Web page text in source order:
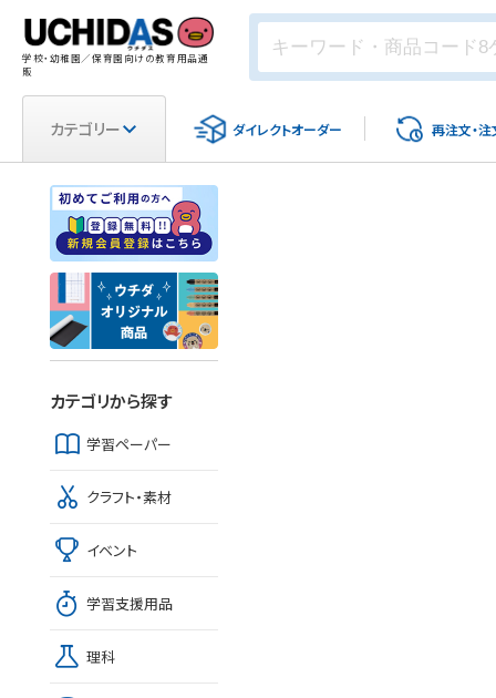
学校・幼稚園／保育園向けの教育用品通
販
カテゴリー ダイレクトオーダー 再注文・注
カテゴリから探す
学習ペーパー
クラフト・素材
イベント
学習支援用品
理科